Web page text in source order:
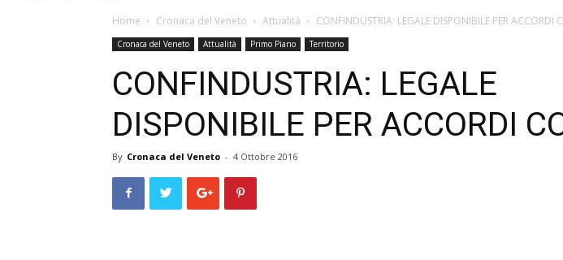
Home Cronaca del Veneto Attualità CONFINDUSTRIA: LEGALE DISPONIBILE PER ACCORDI
Cronaca del Veneto Attualità Primo Piano Territorio
CONFINDUSTRIA: LEGALE
DISPONIBILE PER ACCORDI
By Cronaca del Veneto - 4 Ottobre 2016